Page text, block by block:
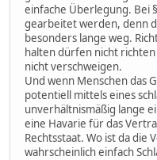
einfache Überlegung. Bei
gearbeitet werden, denn
besonders lange weg.
halten dürfen nicht
nicht verschweigen.
Und wenn Menschen das
potentiell mittels eines
unverhältnismäßig lange
eine Havarie für das
Rechtsstaat. Wo ist da die
wahrscheinlich einfach